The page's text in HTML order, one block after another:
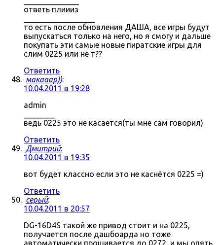
ответь плиииз
то есть после обновления ДАША, все игры будут
выпускаться только на него, но я смогу и дальше
покупать эти самые новые пиратские игры для
слим 0225 или не т??
Ответить
макааар)):
10.04.2011 в 19:28
admin
ведь 0225 это не касается(ты мне сам говорил)
Ответить
Дмитрий:
10.04.2011 в 19:35
вот будет классно если это не каснётся 0225 =)
Ответить
серый:
10.04.2011 в 20:57
DG-16D4S такой же привод стоит и на 0225,
получается после дашбоарда но тоже
автоматически прошивается до 0272, и мы опять